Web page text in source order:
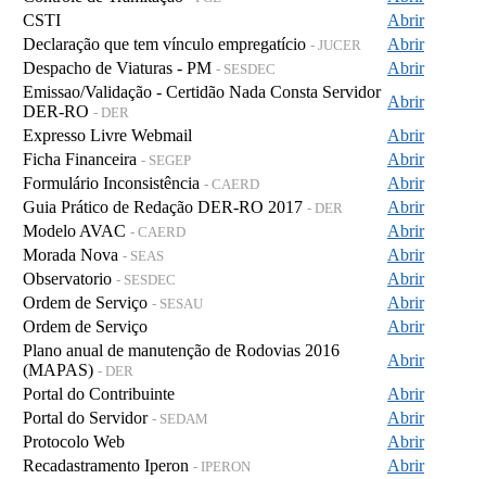
CSTI
Abrir
Declaração que tem vínculo empregatício - JUCER
Abrir
Despacho de Viaturas - PM - SESDEC
Abrir
Emissao/Validação - Certidão Nada Consta Servidor
DER-RO - DER
Abrir
Expresso Livre Webmail
Abrir
Ficha Financeira - SEGEP
Abrir
Formulário Inconsistência - CAERD
Abrir
Guia Prático de Redação DER-RO 2017 - DER
Abrir
Modelo AVAC - CAERD
Abrir
Morada Nova - SEAS
Abrir
Observatorio - SESDEC
Abrir
Ordem de Serviço - SESAU
Abrir
Ordem de Serviço
Abrir
Plano anual de manutenção de Rodovias 2016
(MAPAS) - DER
Abrir
Portal do Contribuinte
Abrir
Portal do Servidor - SEDAM
Abrir
Protocolo Web
Abrir
Recadastramento Iperon - IPERON
Abrir